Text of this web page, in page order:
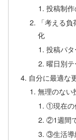
投稿制
「考える
化
投稿パ
曜日別
自分に最適な
無理のない
①現在の
②1週間
③生活導